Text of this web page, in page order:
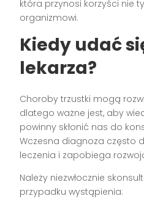
która przynosi korzyści nie
organizmowi.
Kiedy udać
lekarza?
Choroby trzustki mogą
dlatego ważne jest, aby
powinny skłonić nas do
Wczesna diagnoza często
leczenia i zapobiega
Należy niezwłocznie
przypadku wystąpienia: